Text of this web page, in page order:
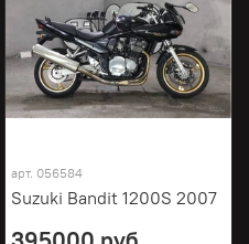
арт. 056584
Suzuki Bandit 1200S 2007